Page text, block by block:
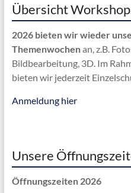
Übersicht
2026 bieten wir wieder
Themenwochenan, z.B.
Bildbearbeitung, 3D. Im
bieten wir jederzeit
Anmeldung hier
Unsere
Öffnungszeiten 2026